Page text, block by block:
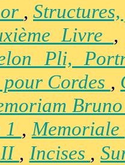
,
Livre
Pli,
Cordes ,
,Memoriale
II , Incises ,